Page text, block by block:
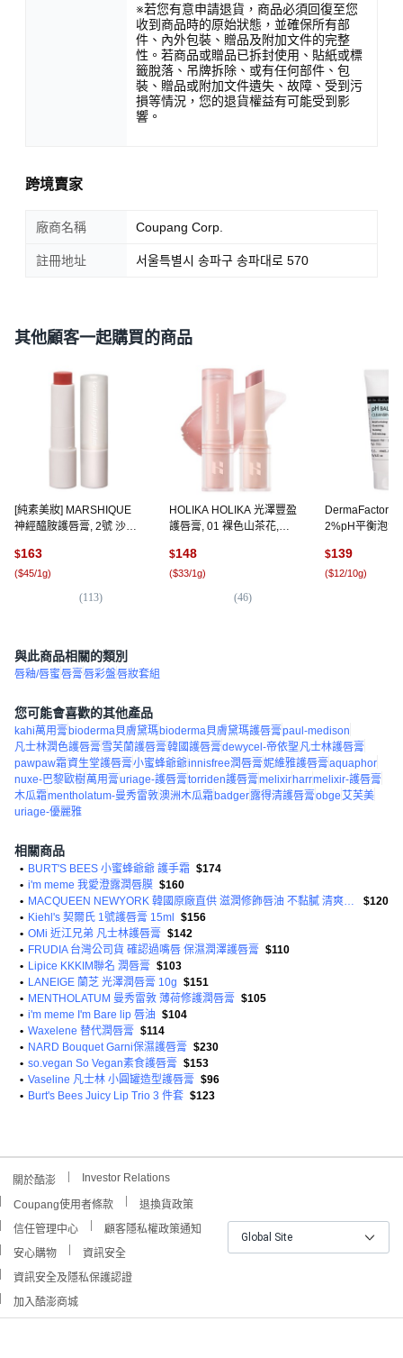
※若您有意申請退貨，商品必須回復至您
收到商品時的原始狀態，並確保所有部
件、內外包裝、贈品及附加文件的完整
性。若商品或贈品已拆封使用、貼紙或標
籤脫落、吊牌拆除、或有任何部件、包
裝、贈品或附加文件遺失、故障、受到污
損等情況，您的退貨權益有可能受到影
響。
跨境賣家
廠商名稱 Coupang Corp.
註冊地址 서울특별시 송파구 송파대로 570
其他顧客一起購買的商品
[純素美妝] MARSHIQUE
神經醯胺護唇膏, 2號 沙玫
$163
($45/1g)
(113)
HOLIKA HOLIKA 光澤豐盈
護唇膏, 01 裸色山茶花,
$148
($33/1g)
(46)
DermaFactory
2%pH平衡泡沫
$139
($12/10g)
與此商品相關的類別
唇釉/唇蜜唇膏唇彩盤唇妝套組
您可能會喜歡的其他產品
kahi萬用膏bioderma貝膚黛瑪bioderma貝膚黛瑪護唇膏paul-medison
凡士林潤色護唇膏雪芙蘭護唇膏韓國護唇膏dewycel-帝依聖 凡士林護唇膏
pawpaw霜資生堂護唇膏小蜜蜂爺爺innisfree潤唇膏妮維雅護唇膏aquaphor
nuxe-巴黎歐樹萬用膏uriage-護唇膏torriden護唇膏melixir harrmelixir-護唇膏
木瓜霜mentholatum-曼秀雷敦澳洲木瓜霜 badger露得清護唇膏obge 艾芙美
uriage-優麗雅
相關商品
• BURT'S BEES 小蜜蜂爺爺 護手霜 $174
• i'm meme 我愛澄露潤唇膜 $160
•
MACQUEEN NEWYORK 韓國原廠直供 滋潤修飾唇油 不黏膩 清爽結尾
$120
• Kiehl's 契爾氏 1號護唇膏 15ml
$156
• OMi 近江兄弟 凡士林護唇膏 $142
• FRUDIA 台灣公司貨 確認過嘴唇 保濕潤澤護唇膏 $110
• Lipice KKKIM聯名 潤唇膏 $103
• LANEIGE 蘭芝 光澤潤唇膏 10g $151
• MENTHOLATUM 曼秀雷敦 薄荷修護潤唇膏 $105
• i'm meme I'm Bare lip 唇油 $104
• Waxelene 替代潤唇膏 $114
• NARD Bouquet Garni保濕護唇膏 $230
• so.vegan So Vegan素食護唇膏 $153
• Vaseline 凡士林 小圓罐造型護唇膏 $96
• Burt's Bees Juicy Lip Trio 3 件套 $123
關於酷澎 Investor Relations
Coupang使用者條款
退換貨政策
信任管理中心
顧客隱私權政策通知
安心購物
資訊安全
資訊安全及隱私保護認證
加入酷澎商城
Global Site